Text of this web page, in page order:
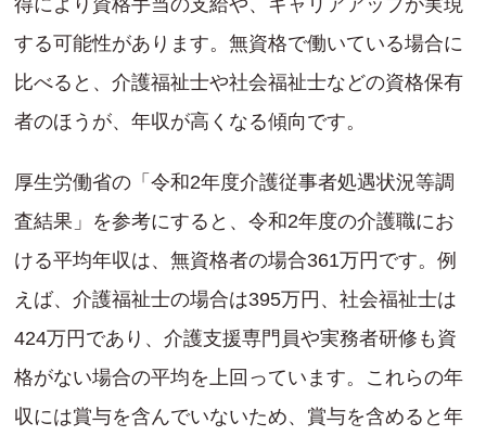
得により資格手当の支給や、キャリアアップが実現
する可能性があります。無資格で働いている場合に
比べると、介護福祉士や社会福祉士などの資格保有
者のほうが、年収が高くなる傾向です。
厚生労働省の「令和2年度介護従事者処遇状況等調
査結果」を参考にすると、令和2年度の介護職にお
ける平均年収は、無資格者の場合361万円です。例
えば、介護福祉士の場合は395万円、社会福祉士は
424万円であり、介護支援専門員や実務者研修も資
格がない場合の平均を上回っています。これらの年
収には賞与を含んでいないため、賞与を含めると年